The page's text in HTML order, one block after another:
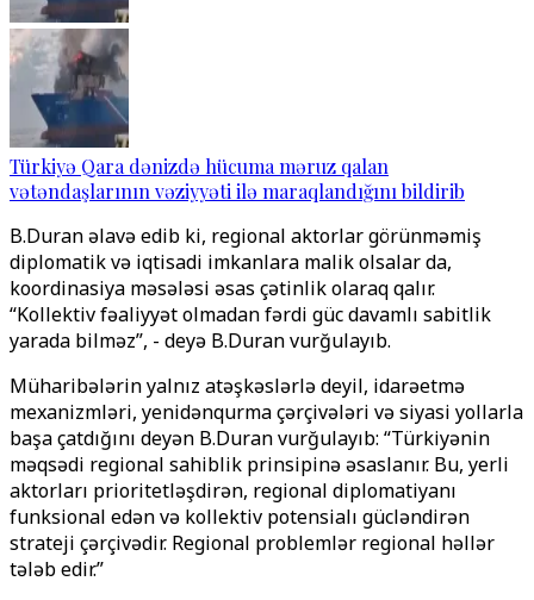
Türkiyə Qara dənizdə hücuma məruz qalan
vətəndaşlarının vəziyyəti ilə maraqlandığını bildirib
B.Duran əlavə edib ki, regional aktorlar görünməmiş
diplomatik və iqtisadi imkanlara malik olsalar da,
koordinasiya məsələsi əsas çətinlik olaraq qalır.
“Kollektiv fəaliyyət olmadan fərdi güc davamlı sabitlik
yarada bilməz”, - deyə B.Duran vurğulayıb.
Müharibələrin yalnız atəşkəslərlə deyil, idarəetmə
mexanizmləri, yenidənqurma çərçivələri və siyasi yollarla
başa çatdığını deyən B.Duran vurğulayıb: “Türkiyənin
məqsədi regional sahiblik prinsipinə əsaslanır. Bu, yerli
aktorları prioritetləşdirən, regional diplomatiyanı
funksional edən və kollektiv potensialı gücləndirən
strateji çərçivədir. Regional problemlər regional həllər
tələb edir.”